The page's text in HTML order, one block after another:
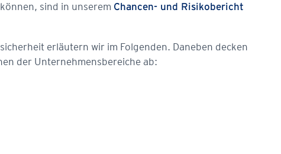
sind in unserem Chancen- und Risikobericht
erläutern wir im Folgenden. Daneben decken
der Unternehmensbereiche ab: